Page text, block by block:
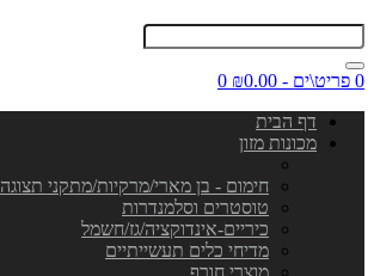
0 פריט\ים - ₪0.00
0
דף הבית
מכונות מזון
חימום - בן מארי/מרקיות/מתקני תצוגה
טוסטרים וסלמנדרות
כיריים-אינדוקציה/גז/חשמל
מדיחי כלים תעשייתיים
מוצרי חורף